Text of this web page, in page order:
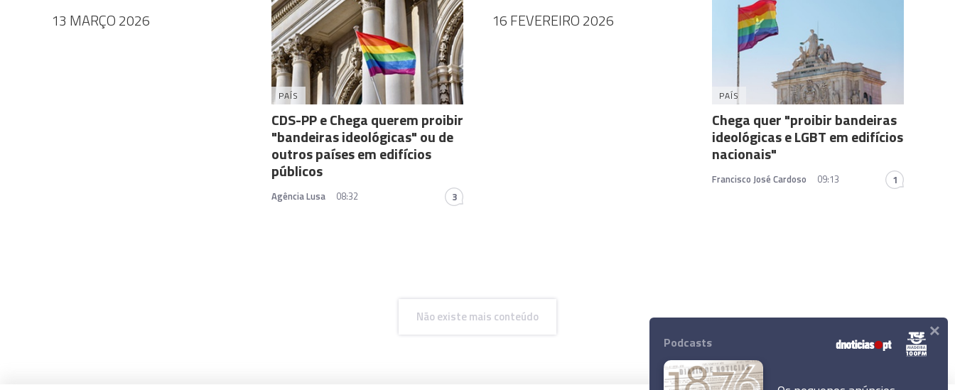
13 MARÇO 2026
PAÍS
CDS-PP e Chega querem proibir
"bandeiras ideológicas" ou de
outros países em edifícios
públicos
Agência Lusa 08:32 3
16 FEVEREIRO 2026
PAÍS
Chega quer "proibir bandeiras
ideológicas e LGBT em edifícios
nacionais"
Francisco José Cardoso 09:13 1
Não existe mais conteúdo
Podcasts ×